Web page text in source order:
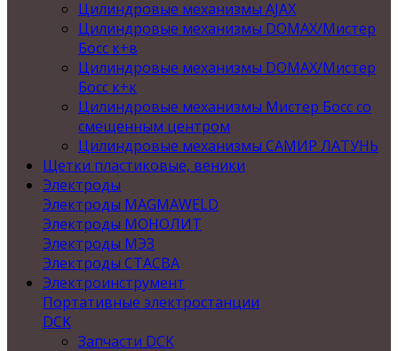
Цилиндровые механизмы AJAX
Цилиндровые механизмы DOMAX/Мистер
Босс к+в
Цилиндровые механизмы DOMAX/Мистер
Босс к+к
Цилиндровые механизмы Мистер Босс со
смещенным центром
Цилиндровые механизмы САМИР ЛАТУНЬ
Щетки пластиковые, веники
Электроды
Электроды MAGMAWELD
Электроды МОНОЛИТ
Электроды МЭЗ
Электроды СТАСВА
Электроинструмент
Портативные электростанции
DCK
Запчасти DCK